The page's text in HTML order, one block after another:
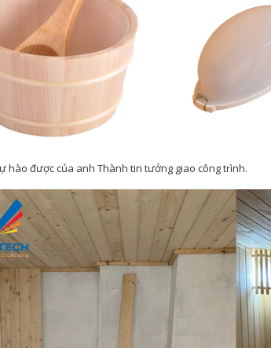
hào được của anh Thành tin tưởng giao công trình.